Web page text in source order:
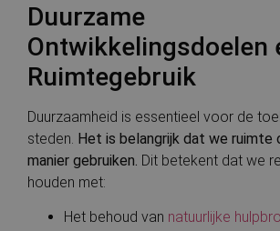
Duurzame
Ontwikkelingsdoelen
Ruimtegebruik
Duurzaamheid is essentieel voor de
steden. Het is belangrijk dat we ruimte
manier gebruiken. Dit betekent dat we
houden met:
Het behoud van natuurlijke